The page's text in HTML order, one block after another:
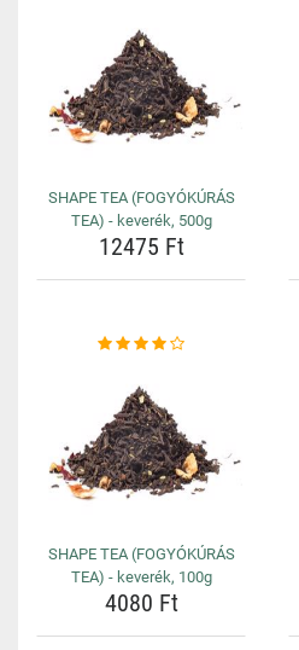
SHAPE TEA (FOGYÓKÚRÁS
TEA) - keverék, 500g
12475 Ft
SHAPE TEA (FOGYÓKÚRÁS
TEA) - keverék, 100g
4080 Ft